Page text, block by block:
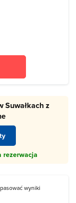
Suwałkach z
rezerwacja
wyniki